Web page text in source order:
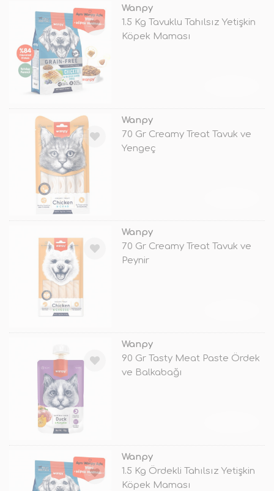
Wanpy
1.5 Kg Tavuklu Tahılsız Yetişkin
Köpek Maması
Wanpy
70 Gr Creamy Treat Tavuk ve
Yengeç
Wanpy
70 Gr Creamy Treat Tavuk ve
Peynir
Wanpy
90 Gr Tasty Meat Paste Ördek
ve Balkabağı
Wanpy
1.5 Kg Ördekli Tahılsız Yetişkin
Köpek Maması